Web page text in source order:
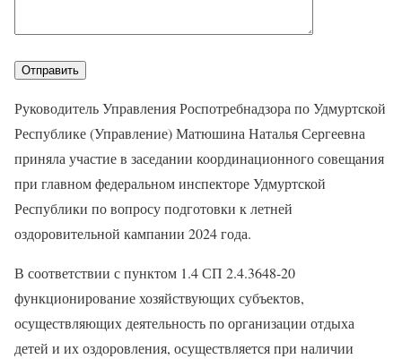
Руководитель Управления Роспотребнадзора по Удмуртской
Республике (Управление) Матюшина Наталья Сергеевна
приняла участие в заседании координационного совещания
при главном федеральном инспекторе Удмуртской
Республики по вопросу подготовки к летней
оздоровительной кампании 2024 года.
В соответствии с пунктом 1.4 СП 2.4.3648-20
функционирование хозяйствующих субъектов,
осуществляющих деятельность по организации отдыха
детей и их оздоровления, осуществляется при наличии